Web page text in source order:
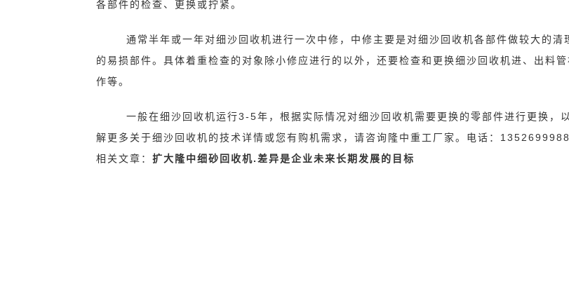
各部件的检查、更换或拧紧。
通常半年或一年对细沙回收机进行一次中修，中修主要是对细沙回收机各部件做较大的清
的易损部件。具体着重检查的对象除小修应进行的以外，还要检查和更换细沙回收机进、出料
作等。
一般在细沙回收机运行3-5年，根据实际情况对细沙回收机需要更换的零部件进行更换，
解更多关于细沙回收机的技术详情或您有购机需 求，请咨询隆中重工厂家。电话：
相关文章： 扩大隆中细砂回收机.差异是企业未来长期发展的目标